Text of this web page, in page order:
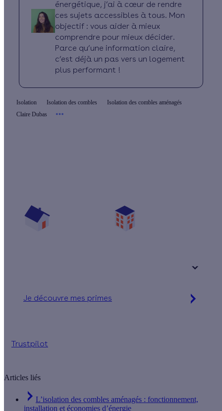
énergétique, j’ai à cœur de rendre
ces sujets accessibles à tous. Mon
objectif : vous aider à mieux
comprendre pour mieux décider.
Parce qu’une information claire,
c’est déjà un pas vers un logement
plus performant !
Isolation Isolation des combles
Isolation des combles aménagés
Claire Dubas
Je découvre mes primes
Trustpilot
Articles liés
L’isolation des combles aménagés : fonctionnement,
installation et économies d’énergie